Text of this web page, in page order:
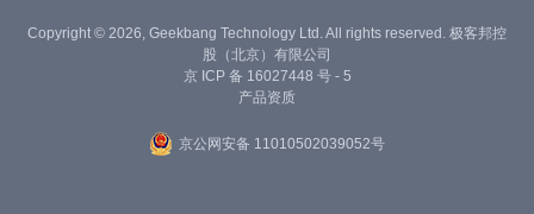
Copyright © 2026, Geekbang Technology Ltd. All rights reserved. 极客邦控
股（北京）有限公司
京 ICP 备 16027448 号 - 5
产品资质
京公网安备 11010502039052号